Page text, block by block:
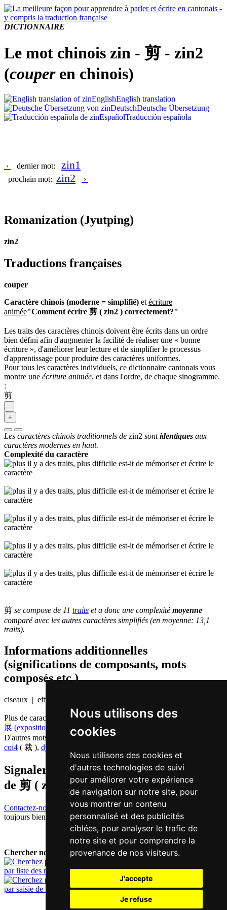
Nous utilisons des
cookies
Nous utilisons des cookies et
d'autres technologies de suivi
pour améliorer votre expérience
de navigation sur notre site, pour
vous montrer un contenu
personnalisé et des publicités
ciblées, pour analyser le trafic de
notre site et pour comprendre la
provenance de nos visiteurs.
J'accepte
Je refuse
DICTIONNAIRE
Le mot chinois zin - 剪 - zin2
(couperen chinois)
EnglishEnglish translation
DeutschDeutsche Übersetzung
EspañolTraducción española
‹ dernier mot: zin1
prochain mot: zin2 ›
Romanization (Jyutping)
zin2
Traductions françaises
couper
Caractère chinois (moderne = simplifié) et écriture
animée"Comment écrire 剪 ( zin2 ) correctement?"
Les traits des caractères chinois doivent être écrits dans un ordre
bien défini afin d'augmenter la facilité de réaliser une « bonne
écriture », d'améliorer leur lecture et de simplifier le processus
d'apprentissage pour produire des caractères uniformes.
Pour tous les caractères individuels, ce dictionnaire cantonais vous
montre une écriture animée, et dans l'ordre, de chaque sinogramme.
:
剪
-
+
Les caractères chinois traditionnels de zin2 sontidentiques aux
caractères modernes en haut.
Complexité du caractère
剪 se compose de 11 traits et a donc une complexitémoyenne
comparé avec les autres caractères simplifiés (en moyenne: 13,1
traits).
Informations additionnelles
(significations de composants, mots
composés etc.)
ciseaux | effacer
Plus de caractères qui se prononcentzin2 en chinois
展 (exposition)
D'autres mots qui signifientcouper en chinois
coi4 ( 裁 ), dyun6
Signaler traduction fausse ou manquante
de 剪 ( zin / zin2 )
Contactez-nous!
Votre feedback et critique constructive seront
toujours bienvenus.
Chercher nouveau mot:
par liste des mots
par saisie de texte